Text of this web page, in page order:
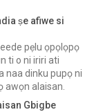
ṣe afiwe si
pẹlu ọpọlọpọ
ti o ni iriri ati
naa dinku pupọ ni
awọn alaisan.
Gbigbe